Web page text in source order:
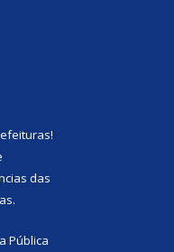
!
das
Pública